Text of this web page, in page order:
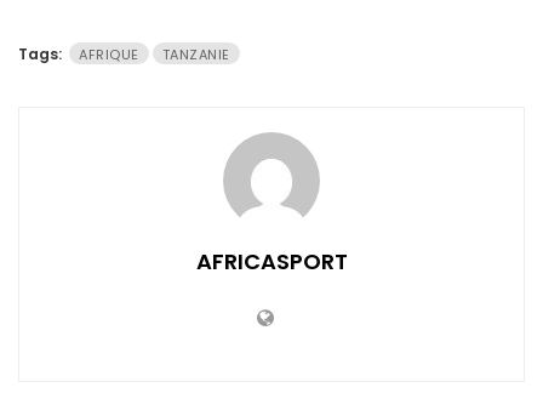
Tags: AFRIQUE TANZANIE
AFRICASPORT